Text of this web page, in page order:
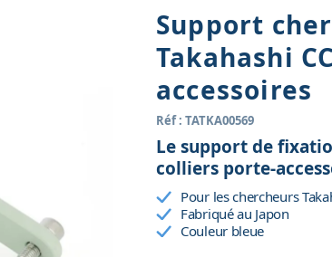
Support
Takahashi
accessoires
Réf : TATKA00569
Le support de
colliers porte-
Pour les chercheurs
Fabriqué au Japon
Couleur bleue